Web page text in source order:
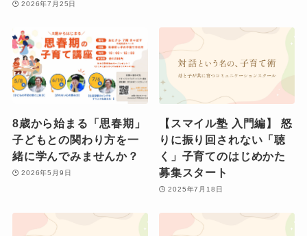
2026年7月25日
8歳から始まる「思春期」
子どもとの関わり方を一
緒に学んでみませんか？
2026年5月9日
【スマイル塾 入門編】 怒
りに振り回されない「聴
く」子育てのはじめかた
募集スタート
2025年7月18日